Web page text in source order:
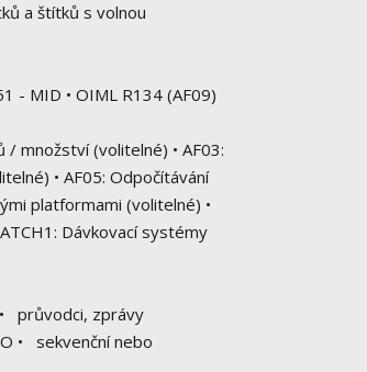
a štítků s volnou
- MID • OIML R134 (AF09)
/ množství (volitelné) • AF03:
• AF05: Odpočítávání
platformami (volitelné) •
Dávkovací systémy
průvodci, zprávy
• sekvenční nebo